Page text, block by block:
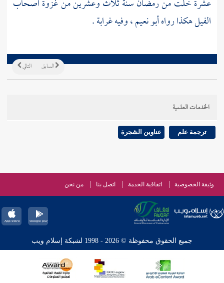
عشرة خلت من رمضان سنة ثلاث وعشرين من غزوة أصحاب
الفيل هكذا رواهأبو نعيم ،وفيه غرابة .
التالي السابق
الخدمات العلمية
ترجمة علم عناوين الشجرة
وثيقة الخصوصية اتفاقية الخدمة اتصل بنا من نحن
جميع الحقوق محفوظة © 2026 - 1998 لشبكة إسلام ويب